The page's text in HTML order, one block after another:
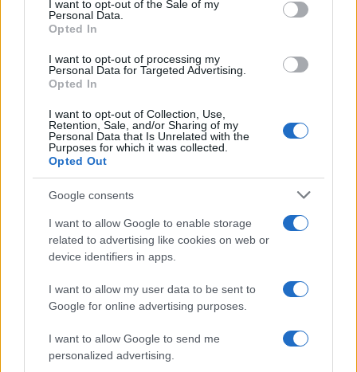
I want to opt-out of the Sale of my
Personal Data.
Opted In
I want to opt-out of processing my
Personal Data for Targeted Advertising.
Opted In
I want to opt-out of Collection, Use,
Retention, Sale, and/or Sharing of my
Personal Data that Is Unrelated with the
Purposes for which it was collected.
Opted Out
Google consents
I want to allow Google to enable storage
related to advertising like cookies on web or
device identifiers in apps.
I want to allow my user data to be sent to
Google for online advertising purposes.
I want to allow Google to send me
personalized advertising.
F
a
ce
b
o
o
k
T
w
it
te
r
Pi
te
st
W
at
A
p
p
S
a
Articolo precedente
NOTIZIE RECENTI
Nuovo sportello rifiuti a Palau, una svolta per gli
utenti
lista delle 4 realtà più efficienti nella g…
“Sul filo del discorso”: sold out ad Olbia per il
reading su Atzeni